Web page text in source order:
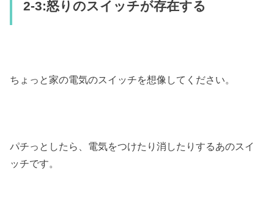
2-3:怒りのスイッチが存在する
ちょっと家の電気のスイッチを想像してください。
パチっとしたら、電気をつけたり消したりするあのスイ
ッチです。